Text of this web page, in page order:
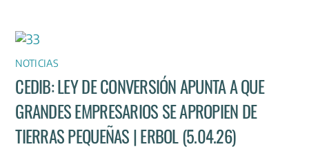
NOTICIAS
CEDIB: LEY DE CONVERSIÓN APUNTA A QUE
GRANDES EMPRESARIOS SE APROPIEN DE
TIERRAS PEQUEÑAS | ERBOL (5.04.26)